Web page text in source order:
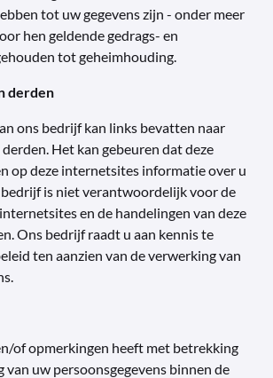
tot uw gegevens zijn - onder meer
hen geldende gedrags- en
tot geheimhouding.
derden
ons bedrijf kan links bevatten naar
Het kan gebeuren dat deze
op deze internetsites informatie over u
bedrijf is niet verantwoordelijk voor de
en de handelingen van deze
Ons bedrijf raadt u aan kennis te
ten aanzien van de verwerking van
of opmerkingen heeft met betrekking
uw persoonsgegevens binnen de